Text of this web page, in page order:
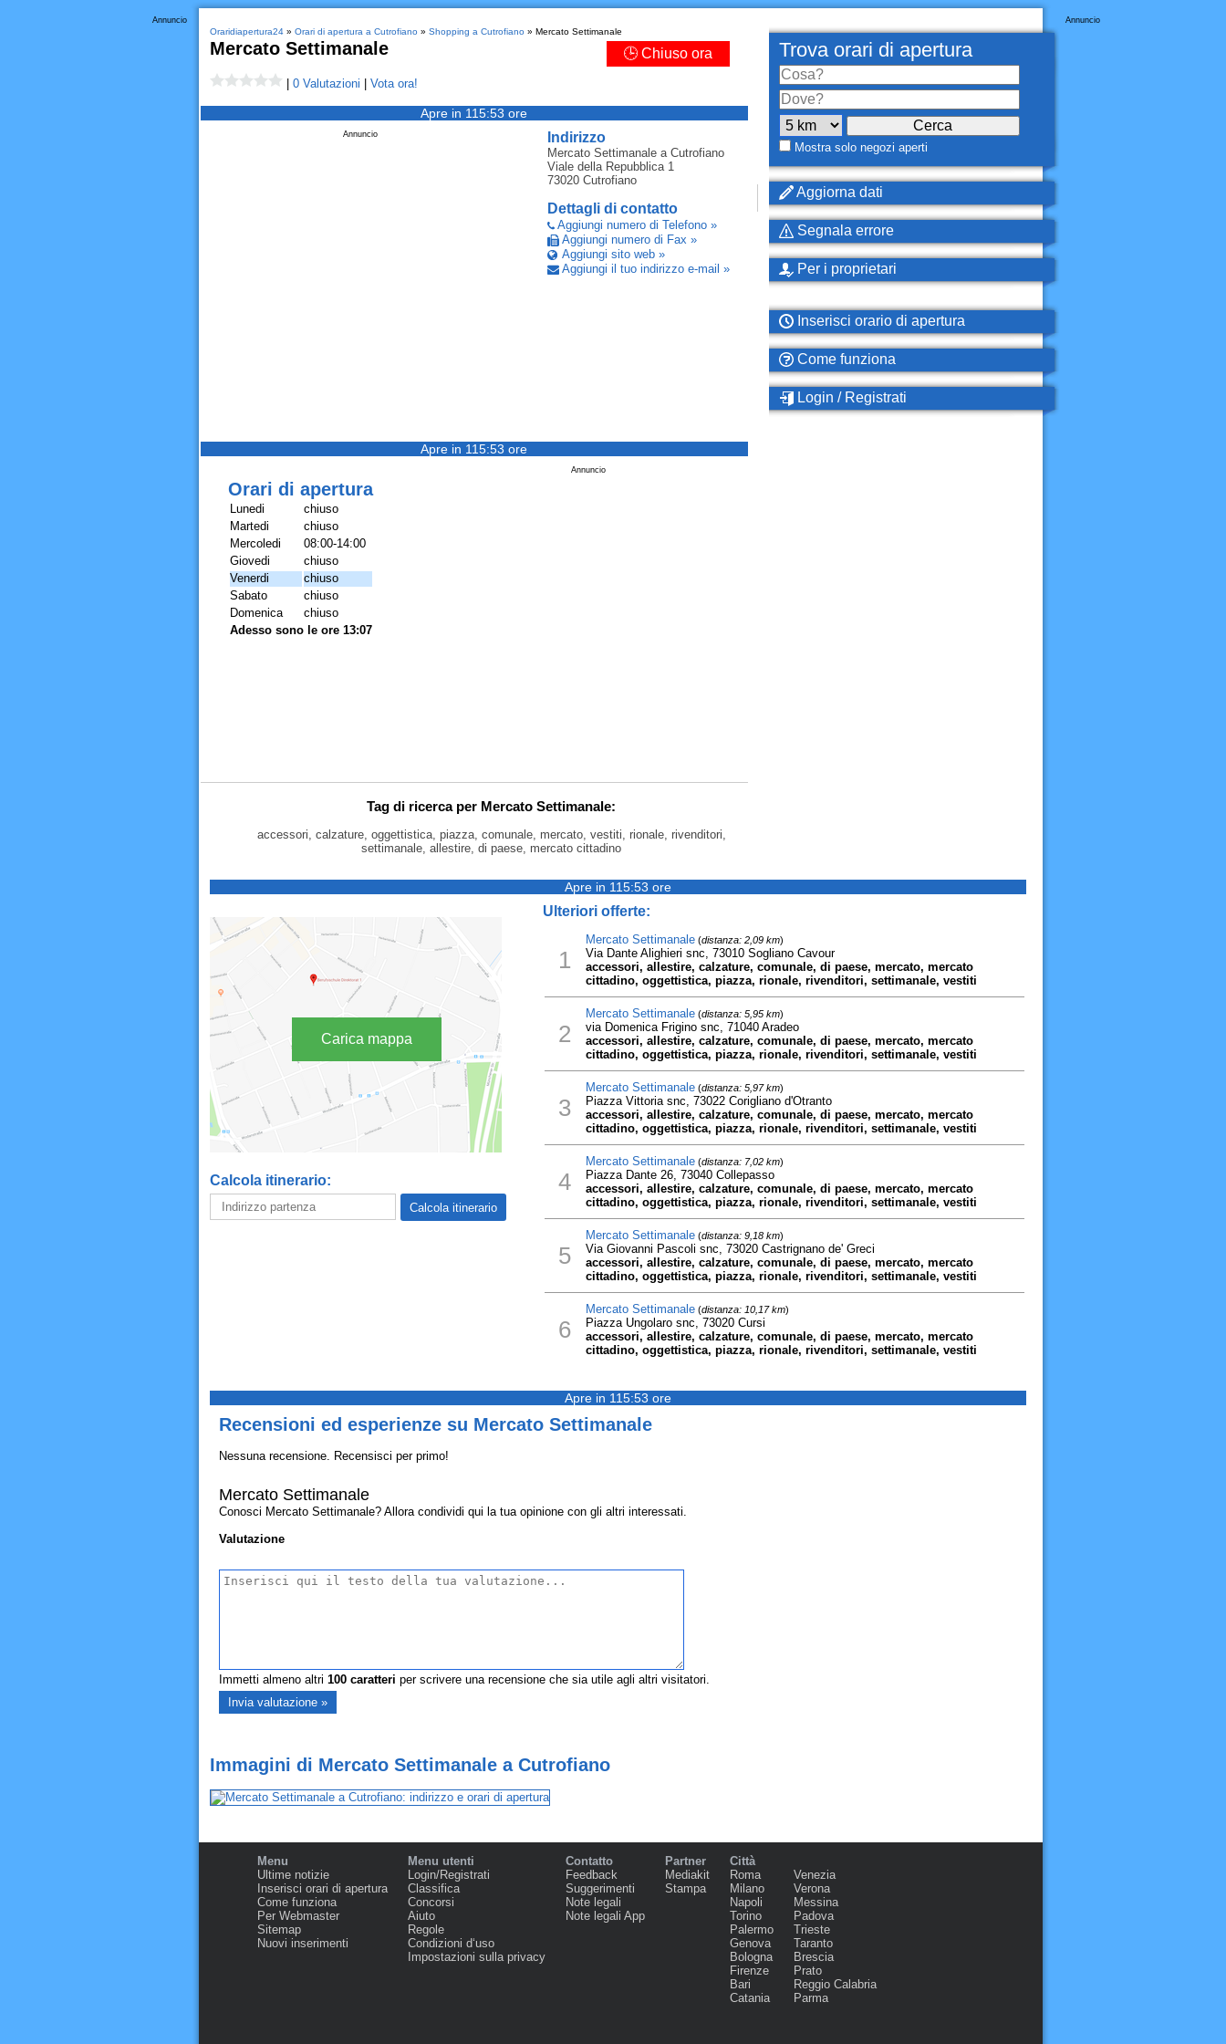
Annuncio
Oraridiapertura24» Orari di apertura a Cutrofiano» Shopping a Cutrofiano» Mercato Settimanale
Mercato Settimanale 🕒 Chiuso ora
0 Valutazioni Vota ora!
Apre in 115:53 ore
Indirizzo
Mercato Settimanalea Cutrofiano
Viale della Repubblica 1
73020 Cutrofiano
Dettagli di contatto
Aggiungi numero di Telefono »
Aggiungi numero di Fax »
Aggiungi sito web »
Aggiungi il tuo indirizzo e-mail »
Annuncio
Apre in 115:53 ore
Annuncio
Orari di apertura
Lunedi
chiuso
Martedi
chiuso
Mercoledi
08:00-14:00
Giovedi
chiuso
Venerdi
chiuso
Sabato
chiuso
Domenica
chiuso
Adesso sono le ore 13:07
Tag di ricerca per Mercato Settimanale:
accessori, calzature, oggettistica, piazza, comunale, mercato, vestiti, rionale, rivenditori,
settimanale, allestire, di paese, mercato cittadino
Annuncio
Trova orari di apertura
Mostra solo negozi aperti
Aggiorna dati
Segnala errore
Per i proprietari
Inserisci orario di apertura
Come funziona
Login / Registrati
Apre in 115:53 ore
Carica mappa
Calcola itinerario:
Ulteriori offerte:
1
Mercato Settimanale(distanza: 2,09 km)
Via Dante Alighieri snc, 73010 Sogliano Cavour
accessori, allestire, calzature, comunale, di paese, mercato, mercato
cittadino, oggettistica, piazza, rionale, rivenditori, settimanale, vestiti
2
Mercato Settimanale(distanza: 5,95 km)
via Domenica Frigino snc, 71040 Aradeo
accessori, allestire, calzature, comunale, di paese, mercato, mercato
cittadino, oggettistica, piazza, rionale, rivenditori, settimanale, vestiti
3
Mercato Settimanale(distanza: 5,97 km)
Piazza Vittoria snc, 73022 Corigliano d'Otranto
accessori, allestire, calzature, comunale, di paese, mercato, mercato
cittadino, oggettistica, piazza, rionale, rivenditori, settimanale, vestiti
4
Mercato Settimanale(distanza: 7,02 km)
Piazza Dante 26, 73040 Collepasso
accessori, allestire, calzature, comunale, di paese, mercato, mercato
cittadino, oggettistica, piazza, rionale, rivenditori, settimanale, vestiti
5
Mercato Settimanale(distanza: 9,18 km)
Via Giovanni Pascoli snc, 73020 Castrignano de' Greci
accessori, allestire, calzature, comunale, di paese, mercato, mercato
cittadino, oggettistica, piazza, rionale, rivenditori, settimanale, vestiti
6
Mercato Settimanale(distanza: 10,17 km)
Piazza Ungolaro snc, 73020 Cursi
accessori, allestire, calzature, comunale, di paese, mercato, mercato
cittadino, oggettistica, piazza, rionale, rivenditori, settimanale, vestiti
Apre in 115:53 ore
Recensioni ed esperienze su Mercato Settimanale
Nessuna recensione. Recensisci per primo!
Mercato Settimanale
Conosci Mercato Settimanale? Allora condividi qui la tua opinione con gli altri interessati.
Valutazione
Immetti almeno altri 100caratteri per scrivere una recensione che sia utile agli altri visitatori.
Immagini di Mercato Settimanale a Cutrofiano
Menu
Ultime notizie
Inserisci orari di apertura
Come funziona
Per Webmaster
Sitemap
Nuovi inserimenti
Menu utenti
Login/Registrati
Classifica
Concorsi
Aiuto
Regole
Condizioni d‘uso
Impostazioni sulla privacy
Contatto
Feedback
Suggerimenti
Note legali
Note legali App
Partner
Mediakit
Stampa
Città
Roma
Milano
Napoli
Torino
Palermo
Genova
Bologna
Firenze
Bari
Catania
Venezia
Verona
Messina
Padova
Trieste
Taranto
Brescia
Prato
Reggio Calabria
Parma